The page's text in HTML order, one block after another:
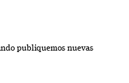
publiquemos nuevas